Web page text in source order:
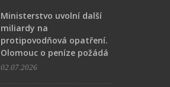
Ministerstvo uvolní další
miliardy na
protipovodňová opatření.
Olomouc o peníze požádá
02.07.2026